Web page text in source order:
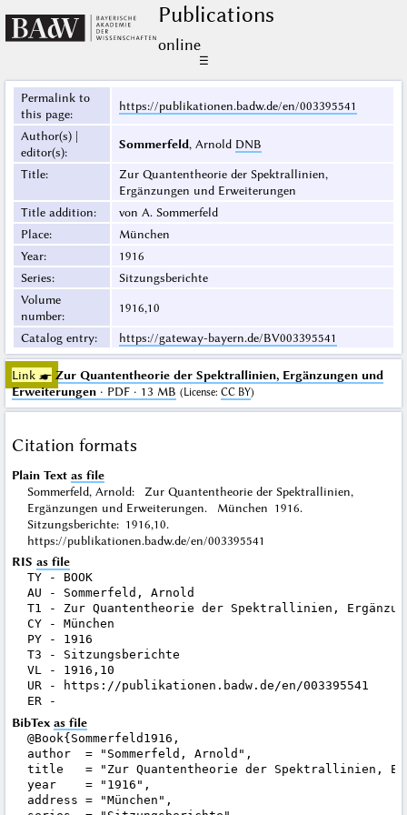
Publications
online
☰
Permalink to
this page:
https://publikationen.badw.de/en/003395541
Author(s) |
editor(s):
Sommerfeld, Arnold DNB
Title:
Zur Quantentheorie der Spektrallinien,
Ergänzungen und Erweiterungen
Title addition:
von A. Sommerfeld
Place:
München
Year:
1916
Series:
Sitzungsberichte
Volume
number:
1916,10
Catalog entry: https://gateway-bayern.de/BV003395541
Link ☛ Zur Quantentheorie der Spektrallinien, Ergänzungen und
Erweiterungen· PDF · 13 MB (License: CC BY)
Citation formats
Plain Text as file
Sommerfeld, Arnold: Zur Quantentheorie der Spektrallinien,
Ergänzungen und Erweiterungen. München 1916.
Sitzungsberichte: 1916,10.
https://publikationen.badw.de/en/003395541
RIS as file
TY - BOOK
AU - Sommerfeld, Arnold
T1 - Zur Quantentheorie der Spektrallinien,
CY - München
PY - 1916
T3 - Sitzungsberichte
VL - 1916,10
UR - https://publikationen.badw.de/en/003395541
BibTex as file
@Book{Sommerfeld1916,
author  = "Sommerfeld, Arnold",
title   = "Zur Quantentheorie der Spektrallinien,
year    = "1916",
address = "München",